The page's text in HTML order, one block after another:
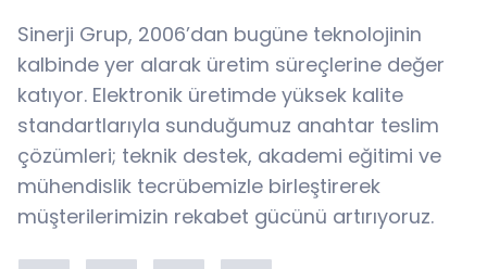
Sinerji Grup, 2006’dan bugüne teknolojinin
kalbinde yer alarak üretim süreçlerine değer
katıyor. Elektronik üretimde yüksek kalite
standartlarıyla sunduğumuz anahtar teslim
çözümleri; teknik destek, akademi eğitimi ve
mühendislik tecrübemizle birleştirerek
müşterilerimizin rekabet gücünü artırıyoruz.